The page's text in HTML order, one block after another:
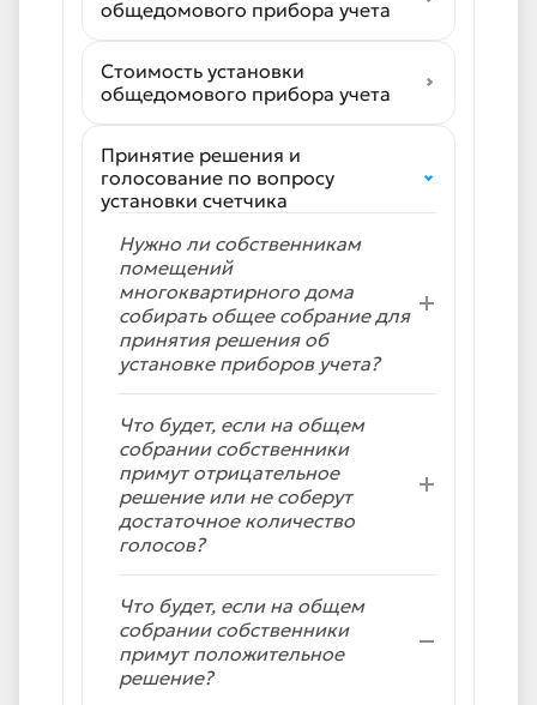
общедомового прибора учета
Стоимость установки
общедомового прибора учета
Принятие решения и
голосование по вопросу
установки счетчика
Нужно ли собственникам
помещений
многоквартирного дома
собирать общее собрание для
принятия решения об
установке приборов учета?
Что будет, если на общем
собрании собственники
примут отрицательное
решение или не соберут
достаточное количество
голосов?
Что будет, если на общем
собрании собственники
примут положительное
решение?